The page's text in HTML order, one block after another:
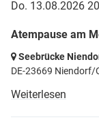
Do. 13.08.2026
Atempause am
Seebrücke
DE-23669 Niendorf/
Weiterlesen